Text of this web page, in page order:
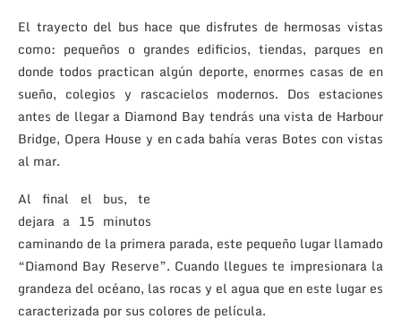
El trayecto del bus hace que disfrutes de hermosas vistas
como: pequeños o grandes edificios, tiendas, parques en
donde todos practican algún deporte, enormes casas de en
sueño, colegios y rascacielos modernos. Dos estaciones
antes de llegar a Diamond Bay tendrás una vista de Harbour
Bridge, Opera House y en cada bahía veras Botes con vistas
al mar.
Al final el bus, te
dejara a 15 minutos
caminando de la primera parada, este pequeño lugar llamado
“Diamond Bay Reserve”. Cuando llegues te impresionara la
grandeza del océano, las rocas y el agua que en este lugar es
caracterizada por sus colores de película.